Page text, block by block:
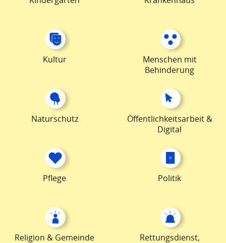
Kultur
Menschen mit
Behinderung
Naturschutz
Öffentlichkeitsarbeit &
Digital
Pflege Politik
Religion & Gemeinde
Rettungsdienst,